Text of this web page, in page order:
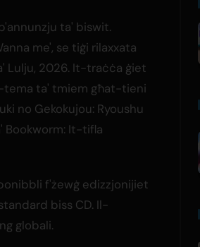
ta' biswit.
me', se tiġi rilaxxata
Lulju, 2026. It-traċċa ġiet
tema ta' tmiem għat-tieni
no Gekokujou: Ryoushu
Bookworm: It-tifla
f'żewġ edizzjonijiet
biss CD. Il-
globali.